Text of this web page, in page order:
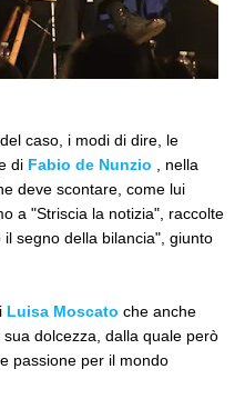
caso, i modi di dire, le
di Fabio de Nunzio , nella
deve scontare, come lui
a "Striscia la notizia", raccolte
segno della bilancia", giunto
Luisa Moscato che anche
dolcezza, dalla quale però
passione per il mondo